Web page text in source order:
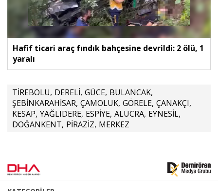
Hafif ticari araç fındık bahçesine devrildi: 2 ölü, 1
yaralı
TİREBOLU, DERELİ, GÜCE, BULANCAK,
ŞEBİNKARAHİSAR, ÇAMOLUK, GÖRELE, ÇANAKÇI,
KESAP, YAĞLIDERE, ESPİYE, ALUCRA, EYNESİL,
DOĞANKENT, PİRAZİZ, MERKEZ